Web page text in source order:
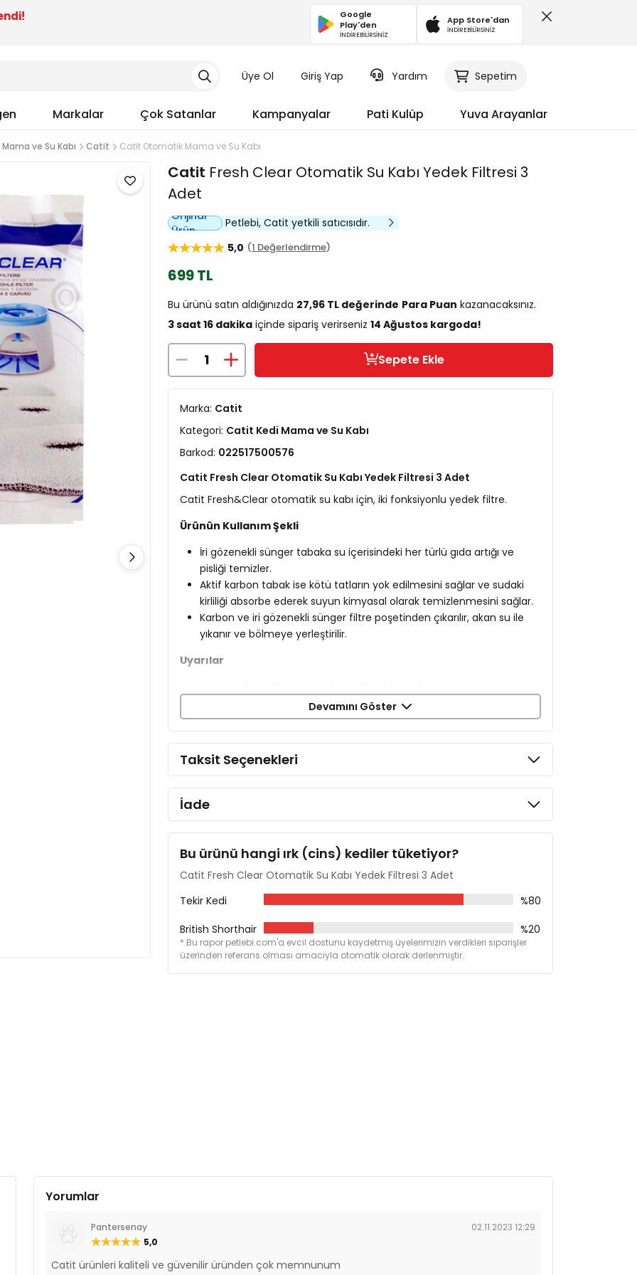
Google
Play'den
İNDİREBİLİRSİNİZ
App Store'dan
İNDİREBİLİRSİNİZ
Üye Ol Giriş Yap Yardım Sepetim
Markalar Çok Satanlar Kampanyalar Pati Kulüp Yuva Arayanlar
ve Su Kabı Catit Catit Otomatik Mama ve Su Kabı
Catit Fresh Clear Otomatik Su Kabı Yedek Filtresi 3
Adet
Orijinal
Ürün
Petlebi, Catit yetkili satıcısıdır.
5,0
1 Değerlendirme
699 TL
Bu ürünü satın aldığınızda 27,96 TL değerinde Para Puan kazanacaksınız.
3 saat 16 dakika içinde sipariş verirseniz 14 Ağustos kargoda!
Sepete Ekle
Marka: Catit
Kategori: Catit Kedi Mama ve Su Kabı
Barkod: 022517500576
Catit Fresh Clear Otomatik Su Kabı Yedek Filtresi 3 Adet
Catit Fresh&Clear otomatik su kabı için, iki fonksiyonlu yedek filtre.
Ürünün Kullanım Şekli
İri gözenekli sünger tabaka su içerisindeki her türlü gıda artığı ve
pisliği temizler.
Aktif karbon tabak ise kötü tatların yok edilmesini sağlar ve sudaki
kirliliği absorbe ederek suyun kimyasal olarak temizlenmesini sağlar.
Karbon ve iri gözenekli sünger filtre poşetinden çıkarılır, akan su ile
yıkanır ve bölmeye yerleştirilir.
Uyarılar
Sürekli kullanımda 3 haftada bir veya filtre üzerinde belirgin kirlilik
Filtre değişimi sırasında fişinin pirizden çıkarılması tavsiye
edilmektedir.
Devamını Göster
Taksit Seçenekleri
İade
Bu ürünü hangi ırk (cins) kediler tüketiyor?
Catit Fresh Clear Otomatik Su Kabı Yedek Filtresi 3 Adet
Tekir Kedi
%80
British Shorthair
%20
* Bu rapor petlebi.com'a evcil dostunu kaydetmiş üyelerimizin verdikleri siparişler
üzerinden referans olması amacıyla otomatik olarak derlenmiştir.
Yorumlar
Pantersenay
02.11.2023 12:29
5,0
Catit ürünleri kaliteli ve güvenilir üründen çok memnunum